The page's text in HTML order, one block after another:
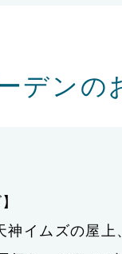
デンの
イムズの屋上